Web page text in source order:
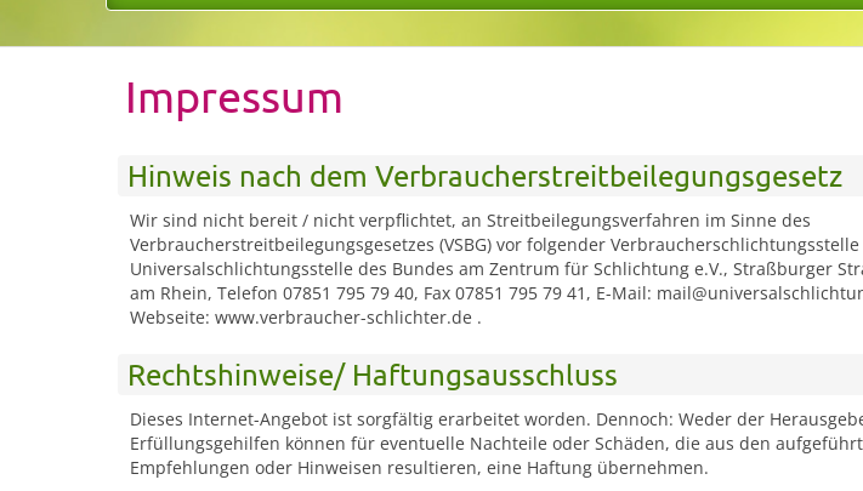
Impressum
Hinweis nach dem Verbraucherstreitbeilegungsgesetz
Wir sind nicht bereit / nicht verpflichtet, an Streitbeilegungsverfahren im Sinne des
Verbraucherstreitbeilegungsgesetzes (VSBG) vor folgender
Universalschlichtungsstelle des Bundes am Zentrum für Schlichtung e.V., Straßburger
am Rhein, Telefon 07851 795 79 40, Fax 07851 795 79 41, E-Mail:
Webseite: www.verbraucher-schlichter.de .
Rechtshinweise/ Haftungsausschluss
Dieses Internet-Angebot ist sorgfältig erarbeitet worden. Dennoch: Weder der
Erfüllungsgehilfen können für eventuelle Nachteile oder Schäden, die aus den
Empfehlungen oder Hinweisen resultieren, eine Haftung übernehmen.